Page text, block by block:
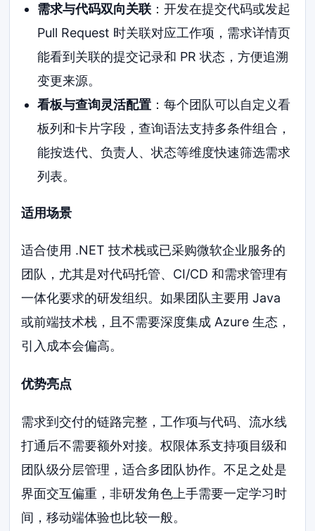
需求与代码双向关联：开发在提交代码或发起
Pull Request 时关联对应工作项，需求详情页
能看到关联的提交记录和 PR 状态，方便追溯
变更来源。
看板与查询灵活配置：每个团队可以自定义看
板列和卡片字段，查询语法支持多条件组合，
能按迭代、负责人、状态等维度快速筛选需求
列表。
适用场景
适合使用 .NET 技术栈或已采购微软企业服务的
团队，尤其是对代码托管、CI/CD 和需求管理有
一体化要求的研发组织。如果团队主要用 Java
或前端技术栈，且不需要深度集成 Azure 生态，
引入成本会偏高。
优势亮点
需求到交付的链路完整，工作项与代码、流水线
打通后不需要额外对接。权限体系支持项目级和
团队级分层管理，适合多团队协作。不足之处是
界面交互偏重，非研发角色上手需要一定学习时
间，移动端体验也比较一般。